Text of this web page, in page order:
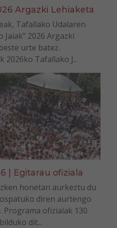
Argazki Lehiaketa
Tafallako Udalaren
2026 Argazki
urte batez.
Tafallako J...
| Egitarau ofiziala
honetan aurkeztu du
diren aurtengo
ofizialak 130
dit...